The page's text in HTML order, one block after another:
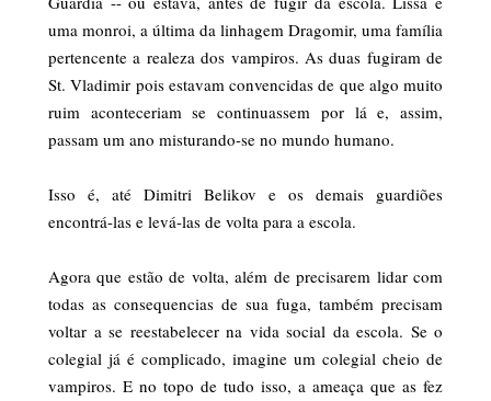
uma monroi, a última da linhagem Dragomir, uma família
pertencente a realeza dos vampiros. As duas fugiram de
St. Vladimir pois estavam convencidas de que algo muito
ruim aconteceriam se continuassem por lá e, assim,
passam um ano misturando-se no mundo humano.
Isso é, até Dimitri Belikov e os demais guardiões
encontrá-las e levá-las de volta para a escola.
Agora que estão de volta, além de precisarem lidar com
todas as consequencias de sua fuga, também precisam
voltar a se reestabelecer na vida social da escola. Se o
colegial já é complicado, imagine um colegial cheio de
vampiros. E no topo de tudo isso, a ameaça que as fez